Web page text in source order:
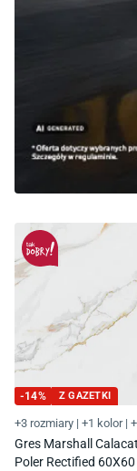
-14% Z GAZETKI
+3 rozmiary | +1 kolor |
Gres Marshall
Poler Rectified